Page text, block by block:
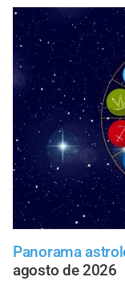
Panorama
agosto de 2026